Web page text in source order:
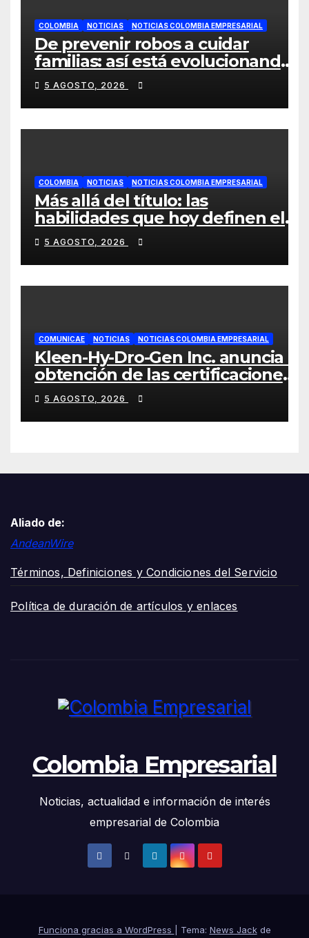
COLOMBIA NOTICIAS NOTICIAS COLOMBIA EMPRESARIAL
De prevenir robos a cuidar
familias: así está evolucionando
la videovigilancia en los hogares
colombianos
5 AGOSTO, 2026
COLOMBIA NOTICIAS NOTICIAS COLOMBIA EMPRESARIAL
Más allá del título: las
habilidades que hoy definen el
éxito profesional en Colombia
5 AGOSTO, 2026
COMUNICAE NOTICIAS NOTICIAS COLOMBIA EMPRESARIAL
Kleen-Hy-Dro-Gen Inc. anuncia la
obtención de las certificaciones
ISO 9001:2015 y TSSA
5 AGOSTO, 2026
Aliado de:
AndeanWire
Términos, Definiciones y Condiciones del Servicio
Política de duración de artículos y enlaces
Colombia Empresarial
Noticias, actualidad e información de interés
empresarial de Colombia
Funciona gracias a WordPress Tema: News Jackde